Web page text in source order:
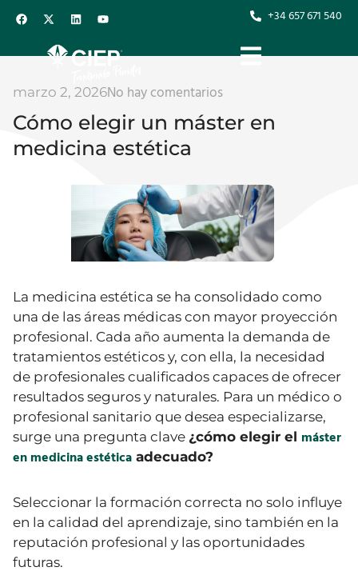
+34 657 671 540
marzo 2, 2026No hay comentarios
Cómo elegir un máster en
medicina estética
La medicina estética se ha consolidado como
una de las áreas médicas con mayor proyección
profesional. Cada año aumenta la demanda de
tratamientos estéticos y, con ella, la necesidad
de profesionales cualificados capaces de ofrecer
resultados seguros y naturales. Para un médico o
profesional sanitario que desea especializarse,
surge una pregunta clave ¿cómo elegir el máster
en medicina estética adecuado?
Seleccionar la formación correcta no solo influye
en la calidad del aprendizaje, sino también en la
reputación profesional y las oportunidades
futuras.